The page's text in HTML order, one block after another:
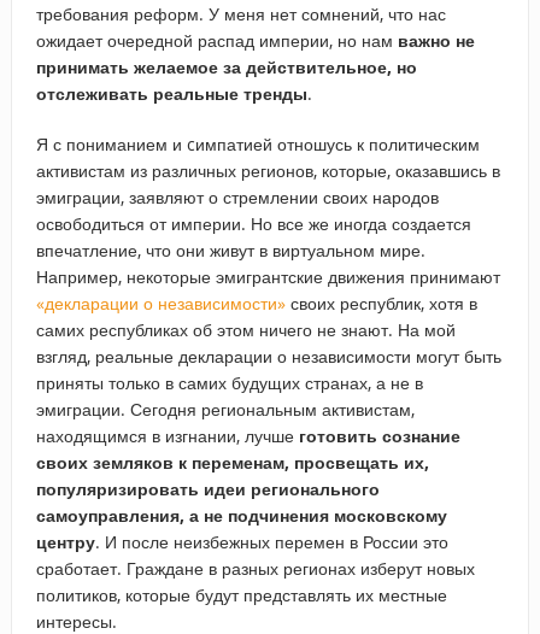
требования реформ. У меня нет сомнений, что нас
ожидает очередной распад империи, но нам важно не
принимать желаемое за действительное, но
отслеживать реальные тренды.
Я с пониманием и cимпатией отношусь к политическим
активистам из различных регионов, которые, оказавшись в
эмиграции, заявляют о стремлении своих народов
освободиться от империи. Но все же иногда создается
впечатление, что они живут в виртуальном мире.
Например, некоторые эмигрантские движения принимают
«декларации о независимости»своих республик, хотя в
самих республиках об этом ничего не знают. На мой
взгляд, реальные декларации о независимости могут быть
приняты только в самих будущих странах, а не в
эмиграции. Сегодня региональным активистам,
находящимся в изгнании, лучше готовить сознание
своих земляков к переменам, просвещать их,
популяризировать идеи регионального
самоуправления, а не подчинения московскому
центру. И после неизбежных перемен в России это
сработает. Граждане в разных регионах изберут новых
политиков, которые будут представлять их местные
интересы.